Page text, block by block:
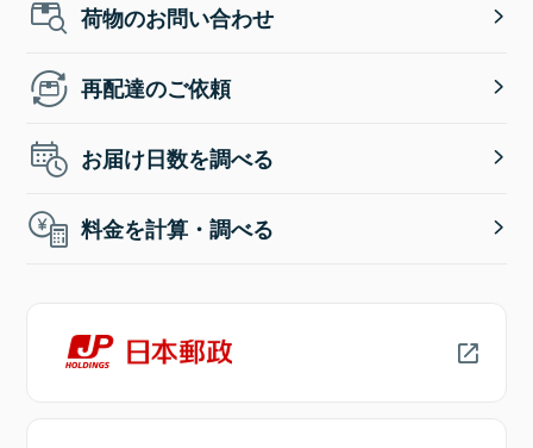
荷物のお問い合わせ
再配達のご依頼
お届け日数を調べる
料金を計算・調べる